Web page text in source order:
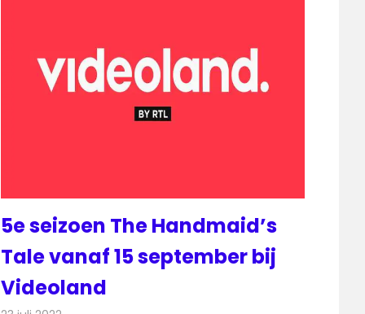
5e seizoen The Handmaid’s
Tale vanaf 15 september bij
Videoland